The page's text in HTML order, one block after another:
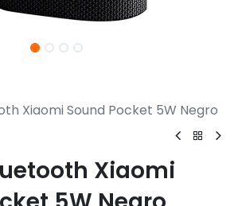
Xiaomi Sound Pocket 5W Negro
Xiaomi